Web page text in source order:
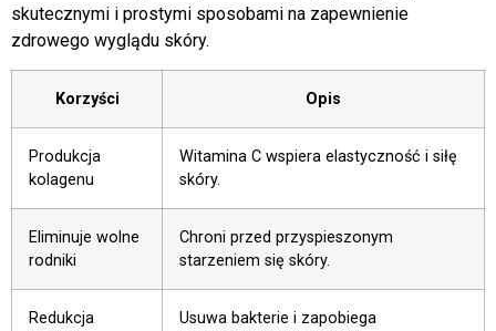
skutecznymi i prostymi sposobami na zapewnienie
zdrowego wyglądu skóry.
Korzyści Opis
Produkcja
kolagenu
Witamina C wspiera elastyczność i siłę
skóry.
Eliminuje wolne
rodniki
Chroni przed przyspieszonym
starzeniem się skóry.
Redukcja
Usuwa bakterie i zapobiega